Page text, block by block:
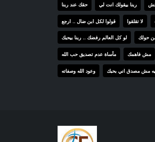
حقك عند ربنا ربنا بيقولك انت لي
قولوا لكل ابن ضال .. ارجع لا تقلقوا
لو كل العالم رفضك .. ربنا بيحبك حولك
مأساة عدم تصديق حب الله مش فاهمك
وعود الله وصفاته ليه مش مصدق اني بحبك